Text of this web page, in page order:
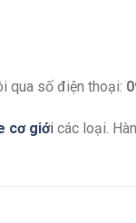
qua số điện thoại:
cơ giới các loại.